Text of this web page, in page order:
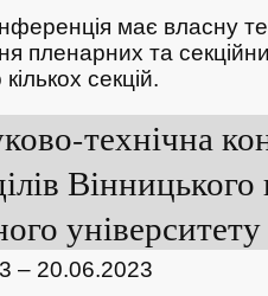
має власну
пленарних та
секцій.
технічна
– 20.06.2023